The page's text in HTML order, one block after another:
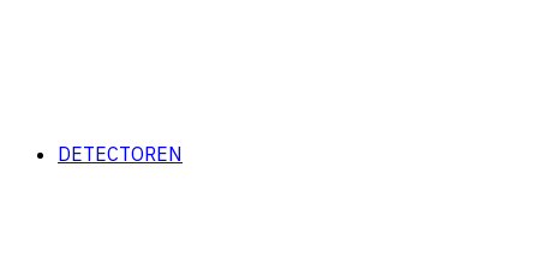
DETECTOREN